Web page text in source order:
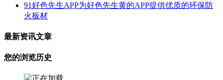
91好色先生APP为好色先生黄的APP提供优质的环保防
火板材
最新资讯文章
您的浏览历史